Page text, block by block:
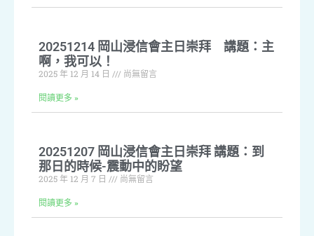
20251214 岡山浸信會主日崇拜 講題：主
啊，我可以！
2025 年 12 月 14 日 尚無留言
閱讀更多 »
20251207 岡山浸信會主日崇拜 講題：到
那日的時候-震動中的盼望
2025 年 12 月 7 日 尚無留言
閱讀更多 »